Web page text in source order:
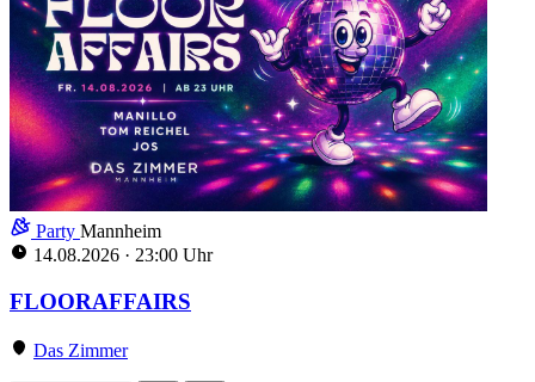
Party Mannheim
14.08.2026 · 23:00 Uhr
FLOORAFFAIRS
Das Zimmer